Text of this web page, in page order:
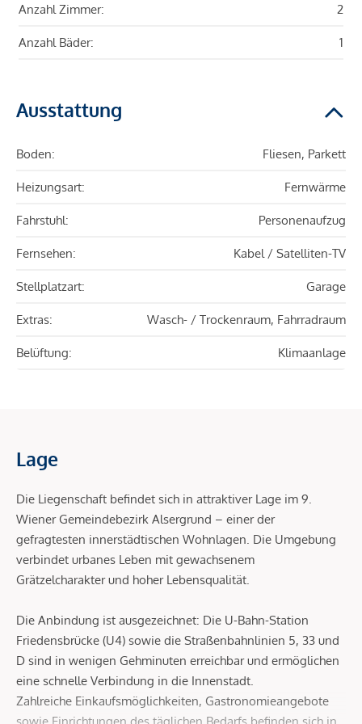
Anzahl Zimmer: 2
Anzahl Bäder: 1
Ausstattung
Boden: Fliesen, Parkett
Heizungsart: Fernwärme
Fahrstuhl: Personenaufzug
Fernsehen: Kabel / Satelliten-TV
Stellplatzart: Garage
Extras: Wasch- / Trockenraum, Fahrradraum
Belüftung: Klimaanlage
Lage
Die Liegenschaft befindet sich in attraktiver Lage im 9.
Wiener Gemeindebezirk Alsergrund – einer der
gefragtesten innerstädtischen Wohnlagen. Die Umgebung
verbindet urbanes Leben mit gewachsenem
Grätzelcharakter und hoher Lebensqualität.
Die Anbindung ist ausgezeichnet: Die U-Bahn-Station
Friedensbrücke (U4) sowie die Straßenbahnlinien 5, 33 und
D sind in wenigen Gehminuten erreichbar und ermöglichen
eine schnelle Verbindung in die Innenstadt.
Zahlreiche Einkaufsmöglichkeiten, Gastronomieangebote